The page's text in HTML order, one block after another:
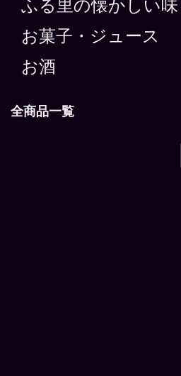
ふる里の懐かしい味
お菓子・ジュース
お酒
全商品一覧